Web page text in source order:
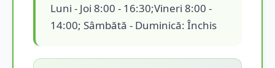
Luni - Joi 8:00 - 16:30;Vineri 8:00 -
14:00; Sâmbătă - Duminică: Închis